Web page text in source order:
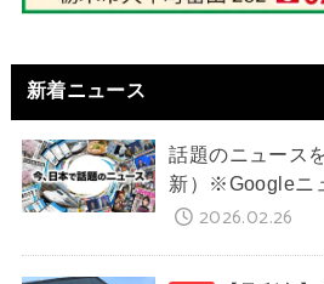
新着ニュース
話題のニュース
新）※Googleニ
2026.02.26